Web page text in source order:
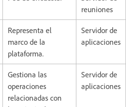
reuniones
Representa el
marco de la
plataforma.
Servidor de
aplicaciones
Gestiona las
operaciones
relacionadas con
Servidor de
aplicaciones